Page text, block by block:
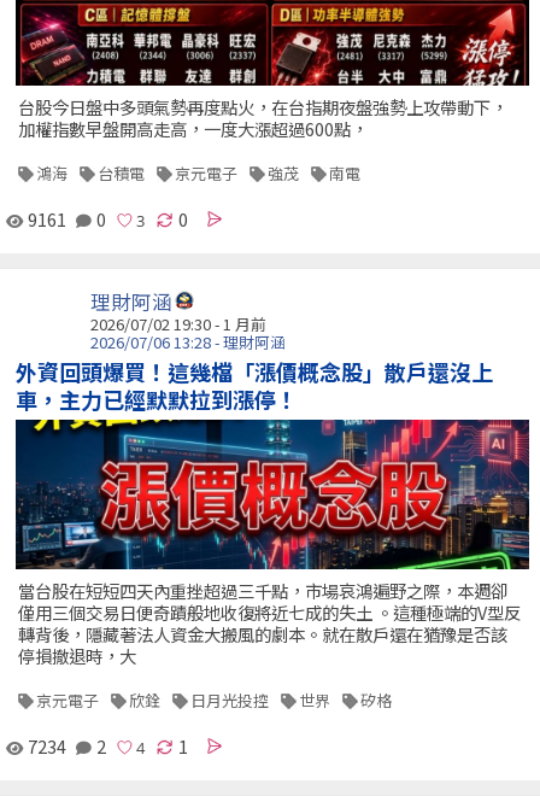
台股今日盤中多頭氣勢再度點火，在台指期夜盤強勢上攻帶動下，
加權指數早盤開高走高，一度大漲超過600點，
鴻海 台積電 京元電子 強茂 南電
9161 0 0
理財阿涵
2026/07/02 19:30 - 1 月前
2026/07/06 13:28 - 理財阿涵
外資回頭爆買！這幾檔「漲價概念股」散戶還沒上
車，主力已經默默拉到漲停！
當台股在短短四天內重挫超過三千點，市場哀鴻遍野之際，本週卻
僅用三個交易日便奇蹟般地收復將近七成的失土 。這種極端的V型反
轉背後，隱藏著法人資金大搬風的劇本。就在散戶還在猶豫是否該
停損撤退時，大
京元電子 欣銓 日月光投控 世界 矽格
7234 2 1